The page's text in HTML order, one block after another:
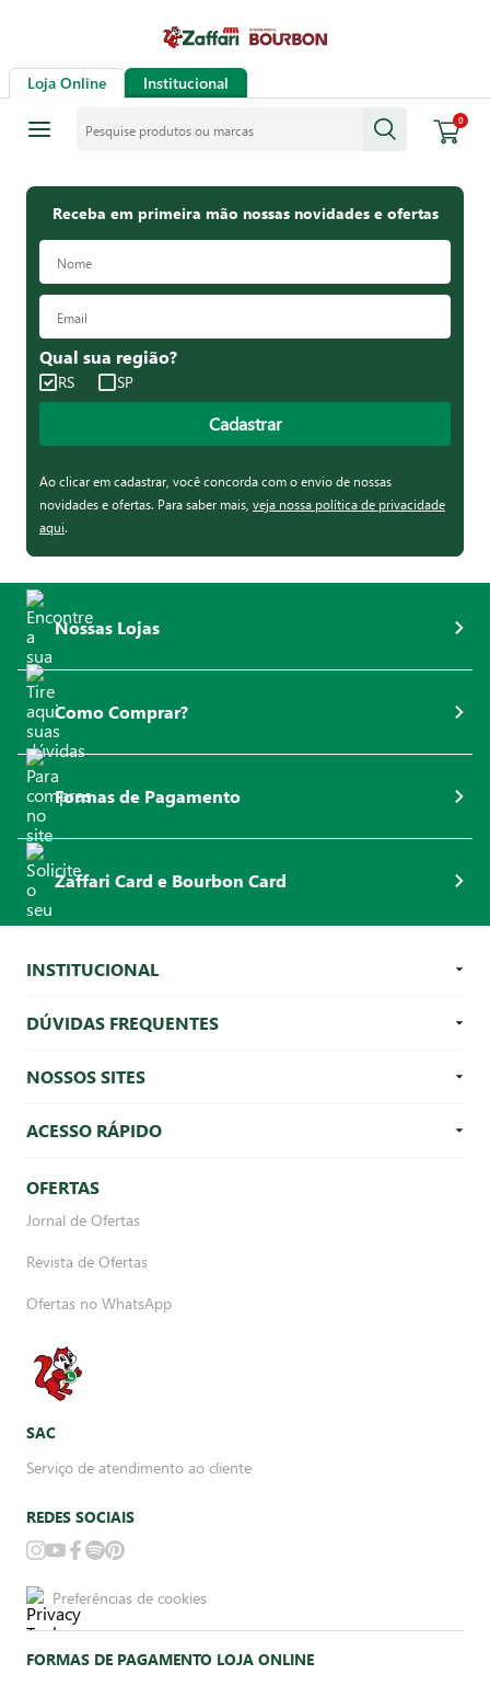
Loja Online Institucional
0
Receba em primeira mão nossas novidades e ofertas
Qual sua região?
RS SP
Cadastrar
Ao clicar em cadastrar, você concorda com o envio de nossas
novidades e ofertas. Para saber mais, veja nossa política de privacidade
aqui.
Nossas Lojas
Como Comprar?
Formas de Pagamento
Zaffari Card e Bourbon Card
INSTITUCIONAL
DÚVIDAS FREQUENTES
NOSSOS SITES
ACESSO RÁPIDO
OFERTAS
Jornal de Ofertas
Revista de Ofertas
Ofertas no WhatsApp
SAC
Serviço de atendimento ao cliente
REDES SOCIAIS
Preferências de cookies
FORMAS DE PAGAMENTO LOJA ONLINE